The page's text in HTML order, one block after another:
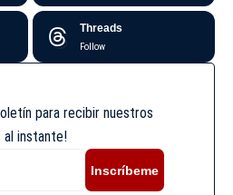
Threads
Follow
para recibir nuestros
al instante!
Inscríbeme